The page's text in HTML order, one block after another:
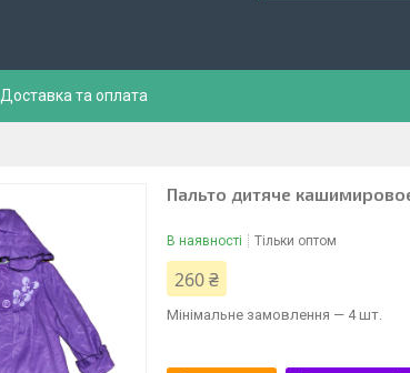
Доставка та оплата
Пальто дитяче
В наявності Тільки оптом
260 ₴
Мінімальне замовлення — 4 шт.